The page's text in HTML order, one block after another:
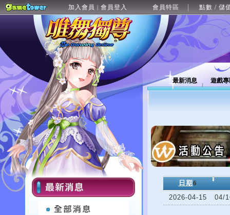
加入會員 | 會員登入 會員特區 點數 / 儲
最新消息 遊戲
日期 6
2026-04-15
04/